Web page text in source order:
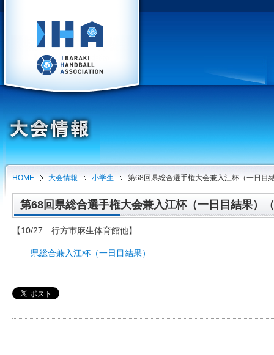
HOME 大会情報 小学生 第68回県総合選手権大会兼入江杯（一日目
第68回県総合選手権大会兼入江杯（一日目結果）
【10/27 行方市麻生体育館他】
県総合兼入江杯（一日目結果）